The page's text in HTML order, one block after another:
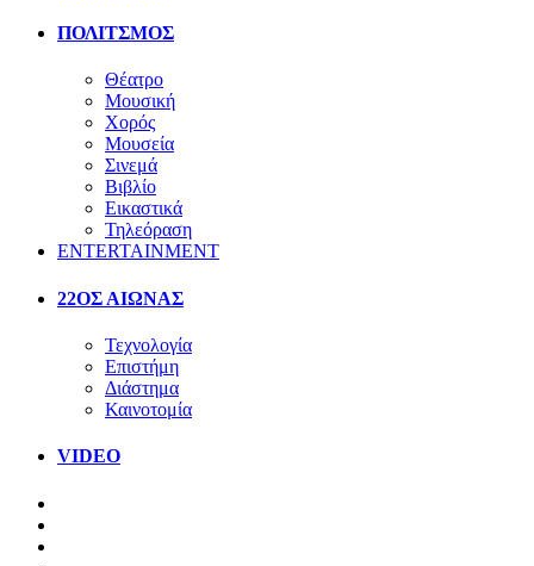
ΠΟΛΙΤΣΜΟΣ
Θέατρο
Μουσική
Χορός
Μουσεία
Σινεμά
Βιβλίο
Εικαστικά
Τηλεόραση
ENTERTAINMENT
22ΟΣ ΑΙΩΝΑΣ
Τεχνολογία
Επιστήμη
Διάστημα
Καινοτομία
VIDEO